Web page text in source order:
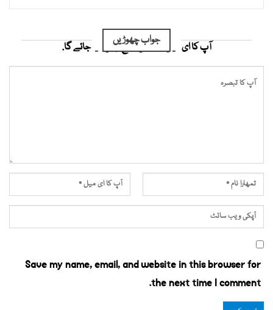
جواب چھوڑیں
آپ کا ای میل ایڈریس شائع نہیں کیا جائے گا.
Save my name, email, and website in this browser for
the next time I comment.